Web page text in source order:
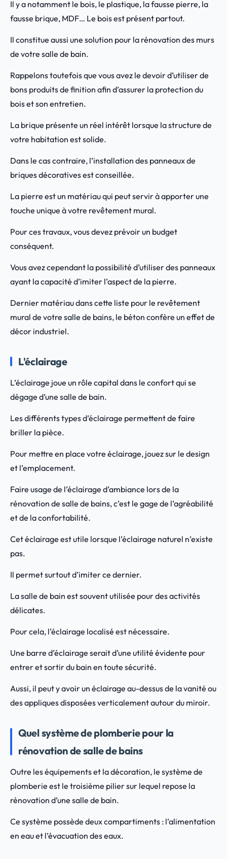
Il y a notamment le bois, le plastique, la fausse pierre, la
fausse brique, MDF… Le bois est présent partout.
Il constitue aussi une solution pour la rénovation des murs
de votre salle de bain.
Rappelons toutefois que vous avez le devoir d’utiliser de
bons produits de finition afin d’assurer la protection du
bois et son entretien.
La brique présente un réel intérêt lorsque la structure de
votre habitation est solide.
Dans le cas contraire, l’installation des panneaux de
briques décoratives est conseillée.
La pierre est un matériau qui peut servir à apporter une
touche unique à votre revêtement mural.
Pour ces travaux, vous devez prévoir un budget
conséquent.
Vous avez cependant la possibilité d’utiliser des panneaux
ayant la capacité d’imiter l’aspect de la pierre.
Dernier matériau dans cette liste pour le revêtement
mural de votre salle de bains, le béton confère un effet de
décor industriel.
L'éclairage
L’éclairage joue un rôle capital dans le confort qui se
dégage d’une salle de bain.
Les différents types d’éclairage permettent de faire
briller la pièce.
Pour mettre en place votre éclairage, jouez sur le design
et l’emplacement.
Faire usage de l’éclairage d’ambiance lors de la
rénovation de salle de bains, c’est le gage de l’agréabilité
et de la confortabilité.
Cet éclairage est utile lorsque l’éclairage naturel n’existe
pas.
Il permet surtout d’imiter ce dernier.
La salle de bain est souvent utilisée pour des activités
délicates.
Pour cela, l’éclairage localisé est nécessaire.
Une barre d’éclairage serait d’une utilité évidente pour
entrer et sortir du bain en toute sécurité.
Aussi, il peut y avoir un éclairage au-dessus de la vanité ou
des appliques disposées verticalement autour du miroir.
Quel système de plomberie pour la
rénovation de salle de bains
Outre les équipements et la décoration, le système de
plomberie est le troisième pilier sur lequel repose la
rénovation d’une salle de bain.
Ce système possède deux compartiments : l’alimentation
en eau et l’évacuation des eaux.